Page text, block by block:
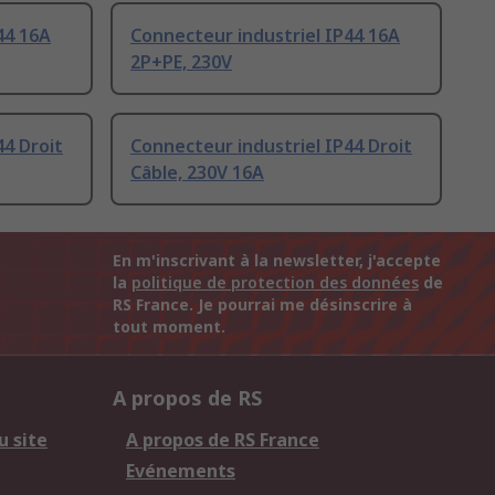
16A
Connecteur industriel IP44 16A
2P+PE, 230V
Droit
Connecteur industriel IP44 Droit
Câble, 230V 16A
En m'inscrivant à la newsletter, j'accepte
la politique de protection des données de
RS France. Je pourrai me désinscrire à
tout moment.
site
A propos de RS
A propos de RS France
Evénements